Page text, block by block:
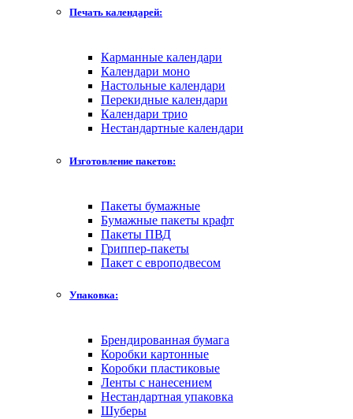
Печать календарей:
Карманные календари
Календари моно
Настольные календари
Перекидные календари
Календари трио
Нестандартные календари
Изготовление пакетов:
Пакеты бумажные
Бумажные пакеты крафт
Пакеты ПВД
Гриппер-пакеты
Пакет с европодвесом
Упаковка:
Брендированная бумага
Коробки картонные
Коробки пластиковые
Ленты с нанесением
Нестандартная упаковка
Шуберы